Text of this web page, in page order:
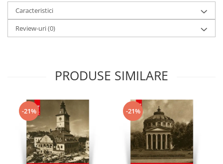
Caracteristici
Review-uri(0)
PRODUSE SIMILARE
-21% -21%